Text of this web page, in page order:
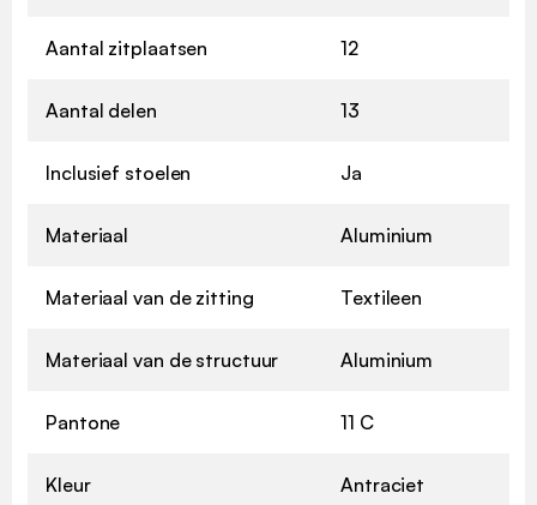
Aantal zitplaatsen 12
Aantal delen 13
Inclusief stoelen Ja
Materiaal Aluminium
Materiaal van de zitting Textileen
Materiaal van de structuur Aluminium
Pantone 11 C
Kleur Antraciet